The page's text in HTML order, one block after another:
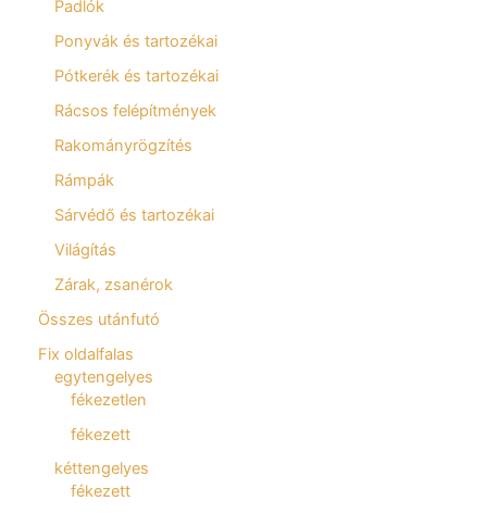
Padlók
Ponyvák és tartozékai
Pótkerék és tartozékai
Rácsos felépítmények
Rakományrögzítés
Rámpák
Sárvédő és tartozékai
Világítás
Zárak, zsanérok
Összes utánfutó
Fix oldalfalas
egytengelyes
fékezetlen
fékezett
kéttengelyes
fékezett